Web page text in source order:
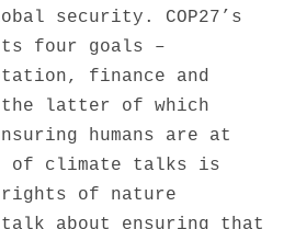
security. COP27’s
four goals –
finance and
latter of which
humans are at
of climate talks is
rights of nature